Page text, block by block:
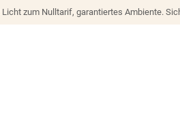
Licht zum Nulltarif, garantiertes Ambiente.